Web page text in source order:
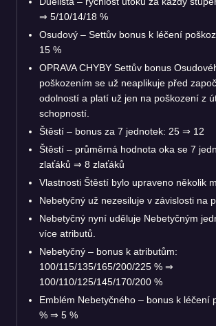
⇒ 5/10/14/18 %
Osudový – Settův bonus k léčení
15 %
OPRAVA CHYBY Settův bonus
poškozením se už neaplikuje před
odolností a platí už jen na poškození z
schopností.
Štěstí – bonus za 7 jednotek: 25 ⇒ 12
Štěstí – průměrná hodnota oka se 7
zlaťáků ⇒ 8 zlaťáků
Vlastnosti Štěstí bylo upraveno několik
Nebetyčný už nezesiluje v závislosti na
Nebetyčný nyní uděluje Nebetyčným
více atributů.
Nebetyčný – bonus k atributům:
100/115/135/165/200/225 % ⇒
100/110/125/145/170/200 %
Emblém Nebetyčného – bonus k léčení
% ⇒ 5 %